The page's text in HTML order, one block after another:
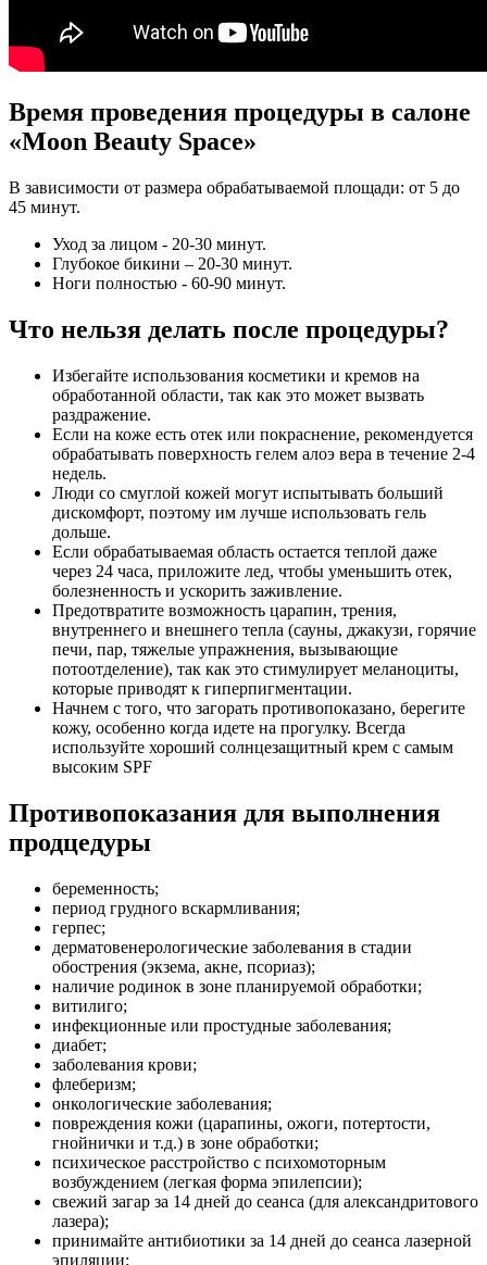
Время проведения процедуры в салоне
«Moon Beauty Space»
В зависимости от размера обрабатываемой площади: от 5 до
45 минут.
Уход за лицом - 20-30 минут.
Глубокое бикини – 20-30 минут.
Ноги полностью - 60-90 минут.
Что нельзя делать после процедуры?
Избегайте использования косметики и кремов на
обработанной области, так как это может вызвать
раздражение.
Если на коже есть отек или покраснение, рекомендуется
обрабатывать поверхность гелем алоэ вера в течение 2-4
недель.
Люди со смуглой кожей могут испытывать больший
дискомфорт, поэтому им лучше использовать гель
дольше.
Если обрабатываемая область остается теплой даже
через 24 часа, приложите лед, чтобы уменьшить отек,
болезненность и ускорить заживление.
Предотвратите возможность царапин, трения,
внутреннего и внешнего тепла (сауны, джакузи, горячие
печи, пар, тяжелые упражнения, вызывающие
потоотделение), так как это стимулирует меланоциты,
которые приводят к гиперпигментации.
Начнем с того, что загорать противопоказано, берегите
кожу, особенно когда идете на прогулку. Всегда
используйте хороший солнцезащитный крем с самым
высоким SPF
Противопоказания для выполнения
продцедуры
беременность;
период грудного вскармливания;
герпес;
дерматовенерологические заболевания в стадии
обострения (экзема, акне, псориаз);
наличие родинок в зоне планируемой обработки;
витилиго;
инфекционные или простудные заболевания;
диабет;
заболевания крови;
флеберизм;
онкологические заболевания;
повреждения кожи (царапины, ожоги, потертости,
гнойнички и т.д.) в зоне обработки;
психическое расстройство с психомоторным
возбуждением (легкая форма эпилепсии);
свежий загар за 14 дней до сеанса (для александритового
лазера);
принимайте антибиотики за 14 дней до сеанса лазерной
эпиляции;